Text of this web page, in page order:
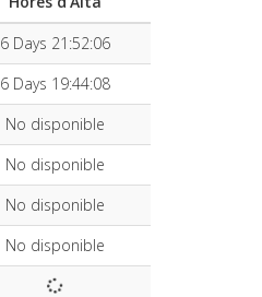
6 Days 21:52:06
6 Days 19:44:08
No disponible
No disponible
No disponible
No disponible